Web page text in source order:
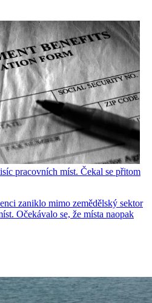
pracovních míst. Čekal se přitom
zaniklo mimo zemědělský sektor
Očekávalo se, že místa naopak